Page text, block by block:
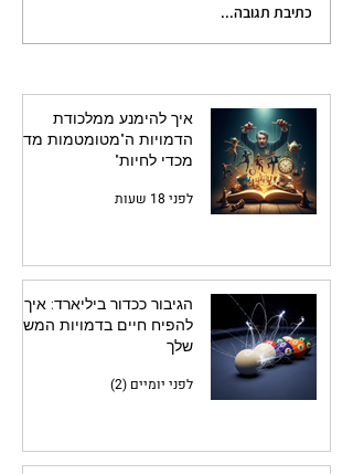
כתיבה היא טלפתיה: מה
קורה בראשכם ובראש
כתיבת תגובה...
איך להימנע ממלכודת
הדמויות ה"מטומטמות מדי
מכדי לחיות"
לפני 18 שעות
הגיבור ככדור ביליארד: איך
להפיח חיים בדמויות המשנה
שלך
לפני יומיים (2)